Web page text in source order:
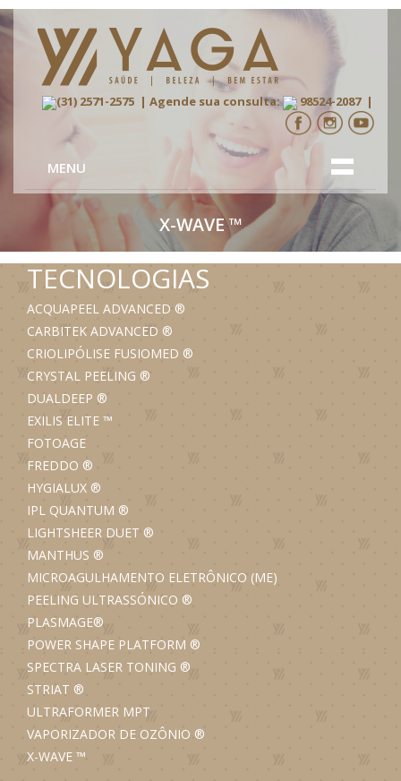
(31) 2571-2575 | Agende sua consulta: 98524-2087 |
MENU
X-WAVE™
TECNOLOGIAS
ACQUAPEEL ADVANCED ®
CARBITEK ADVANCED ®
CRIOLIPÓLISE FUSIOMED ®
CRYSTAL PEELING ®
DUALDEEP ®
EXILIS ELITE ™
FOTOAGE
FREDDO ®
HYGIALUX ®
IPL QUANTUM ®
LIGHTSHEER DUET ®
MANTHUS ®
MICROAGULHAMENTO ELETRÔNICO (ME)
PEELING ULTRASSÓNICO ®
PLASMAGE®
POWER SHAPE PLATFORM ®
SPECTRA LASER TONING ®
STRIAT ®
ULTRAFORMER MPT
VAPORIZADOR DE OZÔNIO ®
X-WAVE ™